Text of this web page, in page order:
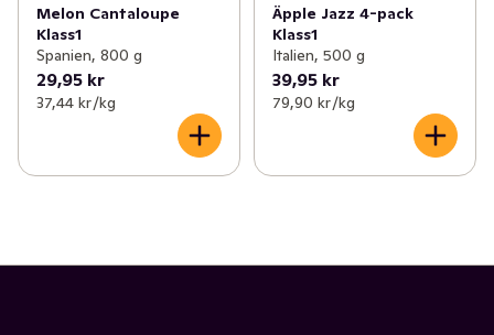
Melon Cantaloupe
Klass1
Spanien, 800 g
29,95 kr
37,44 kr /kg
Äpple Jazz 4-pack
Klass1
Italien, 500 g
39,95 kr
79,90 kr /kg